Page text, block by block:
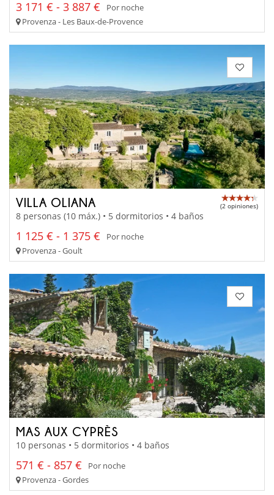
3 171 € - 3 887 €
Por noche
Provenza - Les Baux-de-Provence
VILLA OLIANA (2 opiniones)
8 personas (10 máx.) • 5 dormitorios • 4 baños
1 125 € - 1 375 €
Por noche
Provenza - Goult
MAS AUX CYPRÈS
10 personas • 5 dormitorios • 4 baños
571 € - 857 €
Por noche
Provenza - Gordes